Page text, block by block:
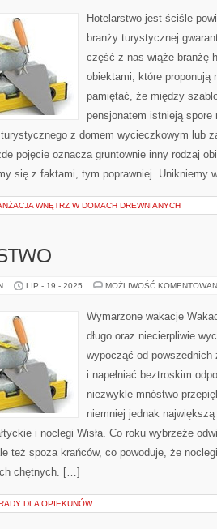
Hotelarstwo jest ściśle
branży turystycznej
część z nas wiąże branżę
obiektami, które proponują
pamiętać, że między
pensjonatem istnieją spore
z domem wycieczkowym lub
pojęcie oznacza gruntownie inny rodzaj
się z faktami, tym poprawniej. Unikniemy
WNĘTRZ W DOMACH DREWNIANYCH
LIP - 19 - 2025 MOŻLIWOŚĆ
Wymarzone wakacje
długo oraz niecierpliwie
wypocząć od powszednich
i napełniać beztroskim
niezwykle mnóstwo
niemniej jednak
i noclegi Wisła. Co roku wybrzeże
też spoza krańców, co powoduje, że
chętnych. […]
DLA OPIEKUNÓW